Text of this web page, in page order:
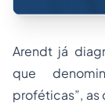
Arendt já
que
proféticas”,